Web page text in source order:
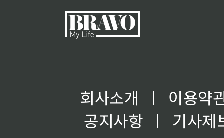
회사소개 ㅣ
이용약
공지사항
ㅣ
기사제